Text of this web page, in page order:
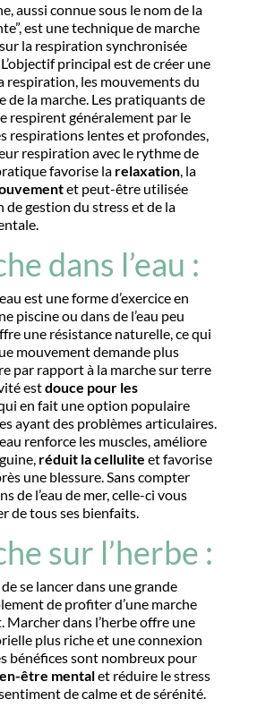
aussi connue sous le nom de la
est une technique de marche
la respiration synchronisée
principal est de créer une
respiration, les mouvements du
de la marche. Les pratiquants de
respirent généralement par le
respirations lentes et profondes,
respiration avec le rythme de
favorise la relaxation, la
et peut-être utilisée
de gestion du stress et de la
dans l’eau :
est une forme d’exercice en
piscine ou dans de l’eau peu
une résistance naturelle, ce qui
mouvement demande plus
par rapport à la marche sur terre
estdouce pour les
en fait une option populaire
ayant des problèmes articulaires.
renforce les muscles, améliore
réduit la cellulite et favorise
une blessure. Sans compter
de l’eau de mer, celle-ci vous
de tous ses bienfaits.
sur l’herbe :
de se lancer dans une grande
de profiter d’une marche
dans l’herbe offre une
plus riche et une connexion
bénéfices sont nombreux pour
être mentalet réduire le stress
de calme et de sérénité.